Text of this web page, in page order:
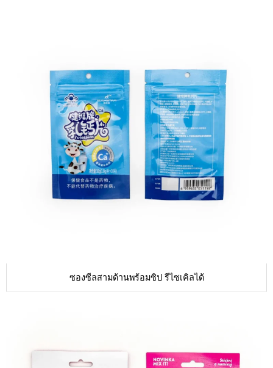
ซองซีลสามด้านพร้อมซิป รีไซเคิลได้